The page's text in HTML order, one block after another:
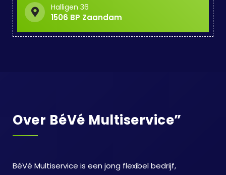
Halligen 36
1506 BP Zaandam
Over BéVé Multiservice”
BéVé Multiservice is een jong flexibel bedrijf,